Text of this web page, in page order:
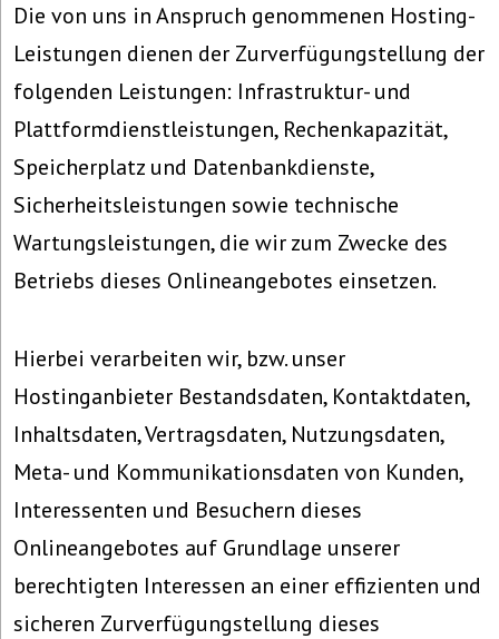
Die von uns in Anspruch genommenen Hosting-
Leistungen dienen der Zurverfügungstellung der
folgenden Leistungen: Infrastruktur- und
Plattformdienstleistungen, Rechenkapazität,
Speicherplatz und Datenbankdienste,
Sicherheitsleistungen sowie technische
Wartungsleistungen, die wir zum Zwecke des
Betriebs dieses Onlineangebotes einsetzen.
Hierbei verarbeiten wir, bzw. unser
Hostinganbieter Bestandsdaten, Kontaktdaten,
Inhaltsdaten, Vertragsdaten, Nutzungsdaten,
Meta- und Kommunikationsdaten von Kunden,
Interessenten und Besuchern dieses
Onlineangebotes auf Grundlage unserer
berechtigten Interessen an einer effizienten und
sicheren Zurverfügungstellung dieses